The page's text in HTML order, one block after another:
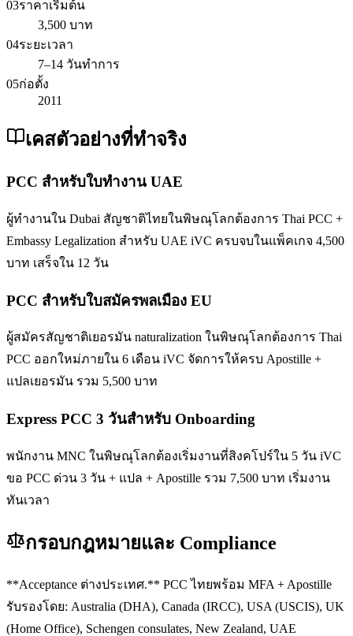
03ราคาเริ่มต้น
3,500 บาท
04ระยะเวลา
7–14 วันทำการ
05ก่อตั้ง
2011
เคสตัวอย่างที่ทำจริง
PCC สำหรับใบทำงาน UAE
ผู้ทำงานใน Dubai สัญชาติไทยในพิษณุโลกต้องการ Thai PCC +
Embassy Legalization สำหรับ UAE iVC ครบจบในแพ็คเกจ 4,500
บาท เสร็จใน 12 วัน
PCC สำหรับใบสมัครพลเมือง EU
ผู้สมัครสัญชาติเยอรมัน naturalization ในพิษณุโลกต้องการ Thai
PCC ออกใหม่ภายใน 6 เดือน iVC จัดการให้ครบ Apostille +
แปลเยอรมัน รวม 5,500 บาท
Express PCC 3 วันสำหรับ Onboarding
พนักงาน MNC ในพิษณุโลกต้องเริ่มงานที่สิงคโปร์ใน 5 วัน iVC
ขอ PCC ด่วน 3 วัน + แปล + Apostille รวม 7,500 บาท เริ่มงาน
ทันเวลา
กรอบกฎหมายและ Compliance
**Acceptance ต่างประเทศ.** PCC ไทยพร้อม MFA + Apostille
รับรองโดย: Australia (DHA), Canada (IRCC), USA (USCIS), UK
(Home Office), Schengen consulates, New Zealand, UAE